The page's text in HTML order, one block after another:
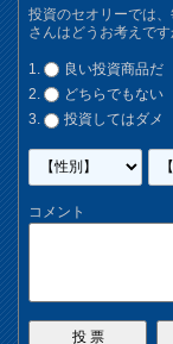
投資のセオリーでは
さんはどうお考えです
良い投資商品だ
どちらでもない
投資してはダメ
コメント